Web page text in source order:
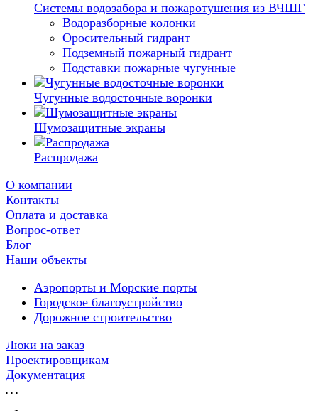
Системы водозабора и пожаротушения из ВЧШГ
Водоразборные колонки
Оросительный гидрант
Подземный пожарный гидрант
Подставки пожарные чугунные
Чугунные водосточные воронки
Шумозащитные экраны
Распродажа
О компании
Контакты
Оплата и доставка
Вопрос-ответ
Блог
Наши объекты
Аэропорты и Морские порты
Городское благоустройство
Дорожное строительство
Люки на заказ
Проектировщикам
Документация